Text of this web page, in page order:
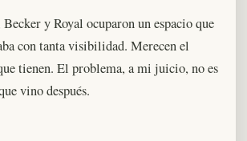
Becker y Royal ocuparon un espacio que
con tanta visibilidad. Merecen el
tienen. El problema, a mi juicio, no es
vino después.